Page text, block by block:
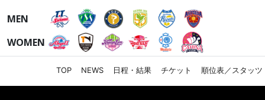
MEN
WOMEN
TOP NEWS 日程・結果 チケット 順位表／スタッツ